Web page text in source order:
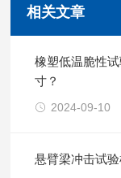
相关文章
橡塑低温脆性
寸？
2024-09-10
悬臂梁冲击试